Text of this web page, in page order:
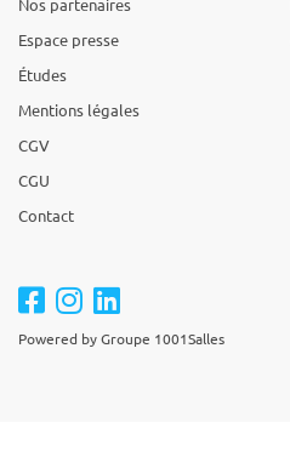
Nos partenaires
Espace presse
Études
Mentions légales
CGV
CGU
Contact
Powered by Groupe 1001Salles